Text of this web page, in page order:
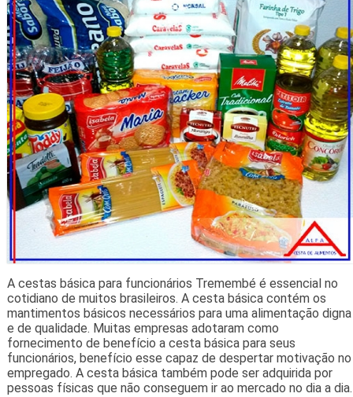
A cestas básica para funcionários Tremembé é essencial no
cotidiano de muitos brasileiros. A cesta básica contém os
mantimentos básicos necessários para uma alimentação digna
e de qualidade. Muitas empresas adotaram como
fornecimento de benefício a cesta básica para seus
funcionários, benefício esse capaz de despertar motivação no
empregado. A cesta básica também pode ser adquirida por
pessoas físicas que não conseguem ir ao mercado no dia a dia.